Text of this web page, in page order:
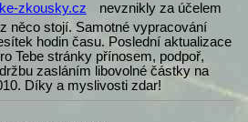
zkousky.cz
nevznikly za účelem
něco stojí. Samotné vypracování
hodin času. Poslední aktualizace
Tebe stránky přínosem, podpoř,
zasláním libovolné částky na
Díky a myslivosti zdar!